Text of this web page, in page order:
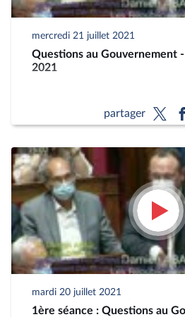
mercredi 21 juillet 2021
Questions au Gouvernement
2021
partager
mardi 20 juillet 2021
1ère séance : Questions au